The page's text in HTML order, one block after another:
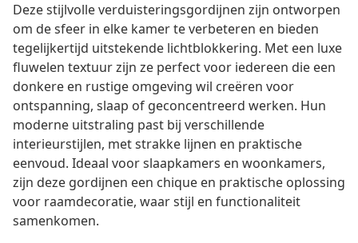
Deze stijlvolle verduisteringsgordijnen zijn ontworpen
om de sfeer in elke kamer te verbeteren en bieden
tegelijkertijd uitstekende lichtblokkering. Met een luxe
fluwelen textuur zijn ze perfect voor iedereen die een
donkere en rustige omgeving wil creëren voor
ontspanning, slaap of geconcentreerd werken. Hun
moderne uitstraling past bij verschillende
interieurstijlen, met strakke lijnen en praktische
eenvoud. Ideaal voor slaapkamers en woonkamers,
zijn deze gordijnen een chique en praktische oplossing
voor raamdecoratie, waar stijl en functionaliteit
samenkomen.